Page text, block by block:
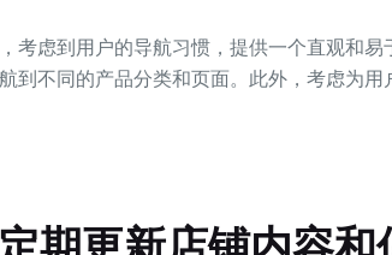
虑到用户的导航习惯，提供一个直观和易
到不同的产品分类和页面。此外，考虑为